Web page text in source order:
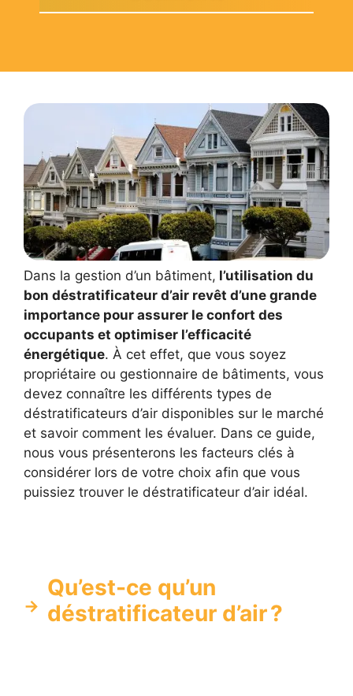
Dans la gestion d’un bâtiment, l’utilisation du
bon déstratificateur d’air revêt d’une grande
importance pour assurer le confort des
occupants et optimiser l’efficacité
énergétique. À cet effet, que vous soyez
propriétaire ou gestionnaire de bâtiments, vous
devez connaître les différents types de
déstratificateurs d’air disponibles sur le marché
et savoir comment les évaluer. Dans ce guide,
nous vous présenterons les facteurs clés à
considérer lors de votre choix afin que vous
puissiez trouver le déstratificateur d’air idéal.
Qu’est-ce qu’un
déstratificateur d’air ?